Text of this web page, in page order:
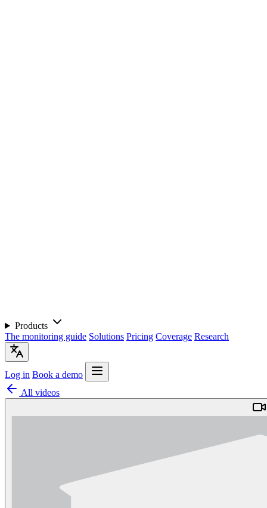
Products
The monitoring guide Solutions Pricing Coverage Research
Log in Book a demo
All videos